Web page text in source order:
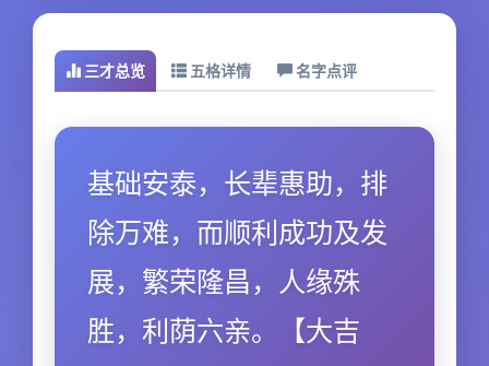
三才总览 五格详情 名字点评
基础安泰，长辈惠助，排
除万难，而顺利成功及发
展，繁荣隆昌，人缘殊
胜，利荫六亲。【大吉